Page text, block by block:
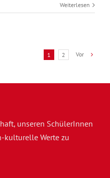
Weiterlesen
1 2 Vor
unseren SchülerInnen
Werte zu